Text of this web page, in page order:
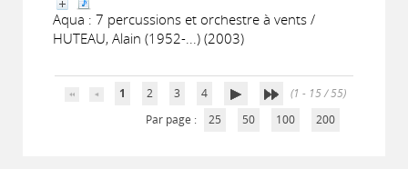
Aqua : 7 percussions et orchestre à vents /
HUTEAU, Alain (1952-...) (2003)
1 2 3 4
(1 - 15 / 55)
Par page :
25 50 100 200